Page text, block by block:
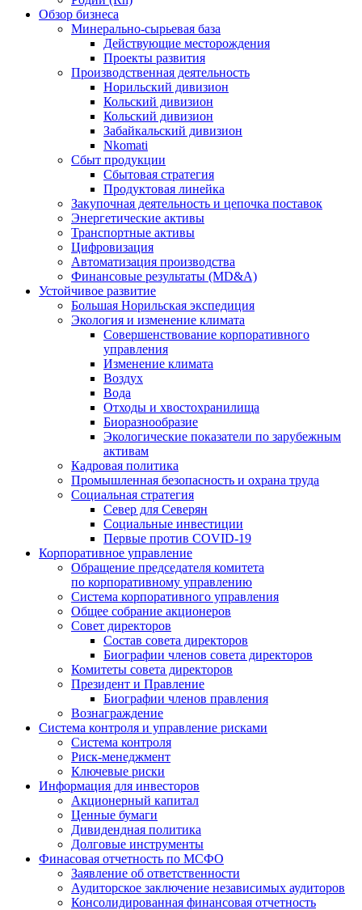
Обзор бизнеса
Минерально-сырьевая база
Действующие месторождения
Проекты развития
Производственная деятельность
Норильский дивизион
Кольский дивизион
Кольский дивизион
Забайкальский дивизион
Nkomati
Сбыт продукции
Сбытовая стратегия
Продуктовая линейка
Закупочная деятельность и цепочка поставок
Энергетические активы
Транспортные активы
Цифровизация
Автоматизация производства
Финансовые результаты (MD&A)
Устойчивое развитие
Большая Норильская экспедиция
Экология и изменение климата
Совершенствование корпоративного
управления
Изменение климата
Воздух
Вода
Отходы и хвостохранилища
Биоразнообразие
Экологические показатели по зарубежным
активам
Кадровая политика
Промышленная безопасность и охрана труда
Социальная стратегия
Север для Северян
Социальные инвестиции
Первые против COVID‑19
Корпоративное управление
Обращение председателя комитета
по корпоративному управлению
Система корпоративного управления
Общее собрание акционеров
Совет директоров
Состав совета директоров
Биографии членов совета директоров
Комитеты совета директоров
Президент и Правление
Биографии членов правления
Вознаграждение
Система контроля и управление рисками
Система контроля
Риск-менеджмент
Ключевые риски
Информация для инвесторов
Акционерный капитал
Ценные бумаги
Дивидендная политика
Долговые инструменты
Финасовая отчетность по МСФО
Заявление об ответственности
Аудиторское заключение независимых аудиторов
Консолидированная финансовая отчетность